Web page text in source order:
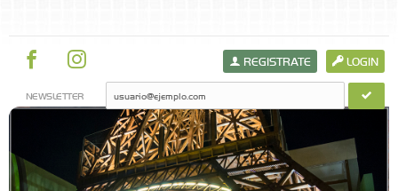
LOGIN
REGISTRATE
NEWSLETTER